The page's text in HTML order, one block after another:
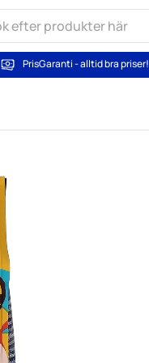
PrisGaranti - alltid bra priser!